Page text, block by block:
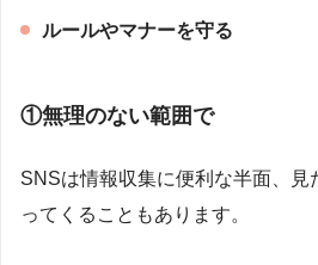
ルールやマナーを守る
①無理のない範囲で
SNSは情報収集に便利な半面、見
ってくることもあります。